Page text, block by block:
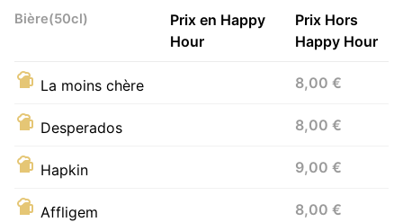
Bière(50cl)
Prix en Happy
Hour
Prix Hors
Happy Hour
La moins chère 8,00 €
Desperados 8,00 €
Hapkin 9,00 €
Affligem 8,00 €